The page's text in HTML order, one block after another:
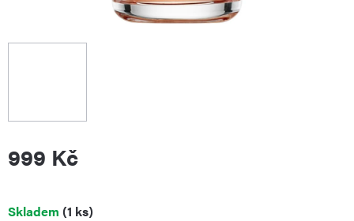
999 Kč
Měrná
Skladem (1 ks)